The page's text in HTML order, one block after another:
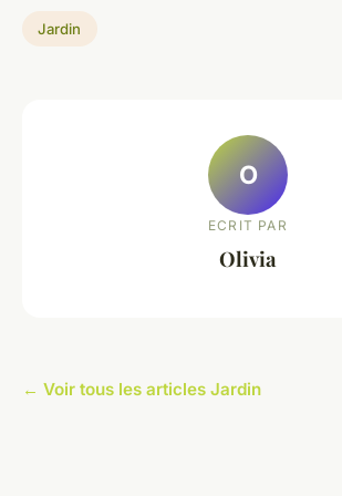
Jardin
O
ECRIT PAR
Olivia
← Voir tous les articles Jardin